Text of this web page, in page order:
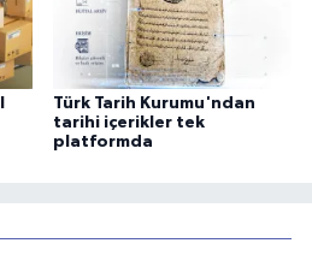
Türk Tarih Kurumu'ndan
tarihi içerikler tek
platformda